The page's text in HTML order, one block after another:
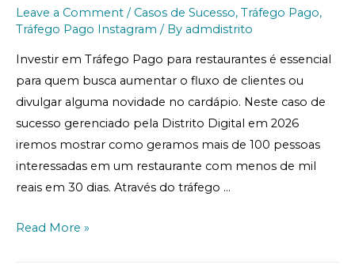
Leave a Comment / Casos de Sucesso, Tráfego Pago,
Tráfego Pago Instagram / By admdistrito
Investir em Tráfego Pago para restaurantes é essencial
para quem busca aumentar o fluxo de clientes ou
divulgar alguma novidade no cardápio. Neste caso de
sucesso gerenciado pela Distrito Digital em 2026
iremos mostrar como geramos mais de 100 pessoas
interessadas em um restaurante com menos de mil
reais em 30 dias. Através do tráfego …
Read More »